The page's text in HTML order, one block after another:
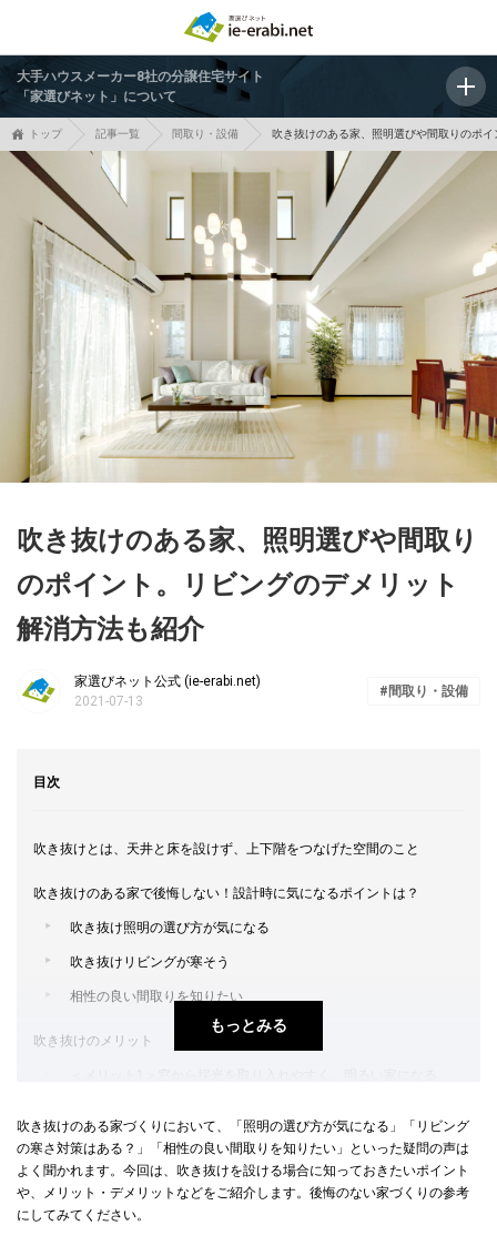
大手ハウスメーカー8社の分譲住宅サイト
「家選びネット」について
トップ 記事一覧 間取り・設備 吹き抜けのある家、照明選びや間取りのポ
吹き抜けのある家、照明選びや間取り
のポイント。リビングのデメリット
解消方法も紹介
家選びネット公式 (ie-erabi.net)
2021-07-13
間取り・設備
目次
もっとみる
吹き抜けとは、天井と床を設けず、上下階をつなげた空間のこと
吹き抜けのある家で後悔しない！設計時に気になるポイントは？
吹き抜け照明の選び方が気になる
吹き抜けリビングが寒そう
相性の良い間取りを知りたい
吹き抜けのメリット
＜メリット3＞空間の繋がりができ、コミュニケーションがとりや
すい
＜メリット4＞風通しが良くなる
吹き抜けのある家づくりにおいて、「照明の選び方が気になる」「リビング
の寒さ対策はある？」「相性の良い間取りを知りたい」といった疑問の声は
よく聞かれます。今回は、吹き抜けを設ける場合に知っておきたいポイント
や、メリット・デメリットなどをご紹介します。後悔のない家づくりの参考
にしてみてください。